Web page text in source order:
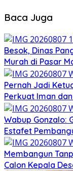
Baca Juga
Besok, Dinas
Murah di Pasar
Pernah Jadi
Perkuat Iman
Wabup Gonzalo:
Estafet
Membangun
Calon Kepala